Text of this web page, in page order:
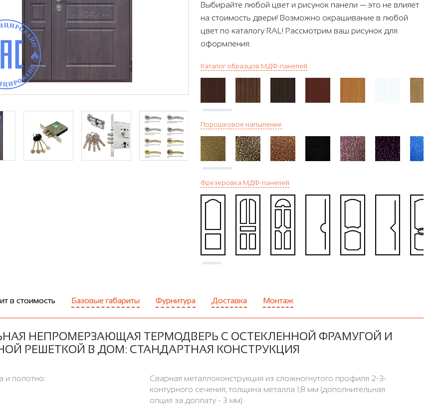
Выбирайте любой цвет и рисунок панели — это не влияет
на стоимость двери! Возможно окрашивание в любой
цвет по каталогу RAL! Рассмотрим ваш рисунок для
оформления.
Каталог образцов МДФ-панелей
Порошковое напыление
Фрезеровка МДФ-панелей
в стоимость Базовые габариты Фурнитура Доставка Монтаж
НЕПРОМЕРЗАЮЩАЯ ТЕРМОДВЕРЬ С ОСТЕКЛЕННОЙ ФРАМУГОЙ И
РЕШЕТКОЙ В ДОМ: СТАНДАРТНАЯ КОНСТРУКЦИЯ
и полотно:
Сварная металлоконструкция из сложногнутого профиля 2-3-
контурного сечения, толщина металла 1,8 мм (дополнительная
опция за доплату - 3 мм)